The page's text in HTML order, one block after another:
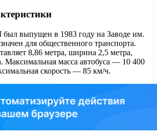
выпущен в 1983 году на Заводе им.
для общественного транспорта.
8,86 метра, ширина 2,5 метра,
Максимальная масса автобуса — 10 400
скорость — 85 км/ч.